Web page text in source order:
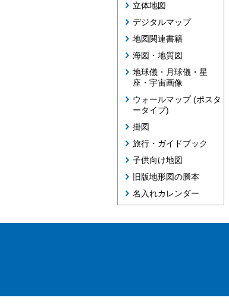
立体地図
デジタルマップ
地図関連書籍
海図・地質図
地球儀・月球儀・星
座・宇宙画像
ウォールマップ (ポスタ
ータイプ)
掛図
旅行・ガイドブック
子供向け地図
旧版地形図の謄本
名入れカレンダー